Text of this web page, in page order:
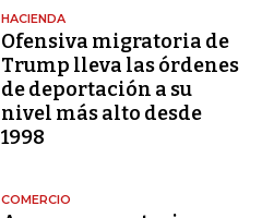
HACIENDA
Ofensiva migratoria de
Trump lleva las órdenes
de deportación a su
nivel más alto desde
1998
COMERCIO